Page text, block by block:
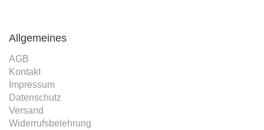
Allgemeines
AGB
Kontakt
Impressum
Datenschutz
Versand
Widerrufsbelehrung